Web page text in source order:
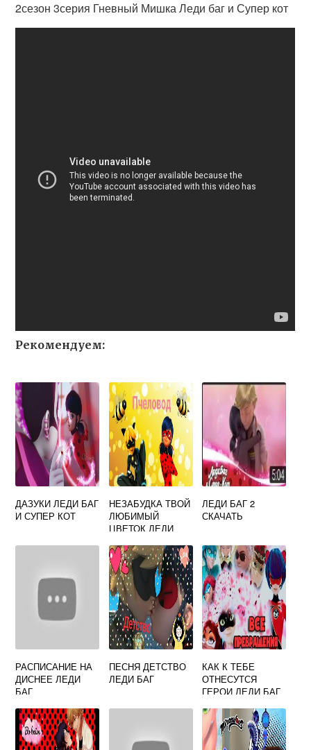
2сезон 3серия Гневный Мишка Леди баг и Супер кот
Рекомендуем:
ДАЗУКИ ЛЕДИ БАГ
И СУПЕР КОТ
НЕЗАБУДКА ТВОЙ
ЛЮБИМЫЙ
ЦВЕТОК ЛЕДИ
ЛЕДИ БАГ 2
СКАЧАТЬ
РАСПИСАНИЕ НА
ДИСНЕЕ ЛЕДИ
БАГ
ПЕСНЯ ДЕТСТВО
ЛЕДИ БАГ
КАК К ТЕБЕ
ОТНЕСУТСЯ
ГЕРОИ ЛЕДИ БАГ